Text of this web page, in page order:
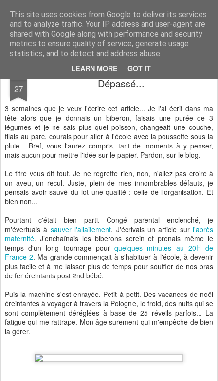
This site uses cookies from Google to deliver its services
and to analyze traffic. Your IP address and user-agent are
shared with Google along with performance and security
metrics to ensure quality of service, generate usage
statistics, and to detect and address abuse.
LEARN MORE GOT IT
Desperate Houseman : les pérégrinations d'un papa, mais pas que !
27 Dépassé...
3 semaines que je veux l'écrire cet article... Je l'ai écrit dans ma
tête alors que je donnais un biberon, faisais une purée de 3
légumes et je ne sais plus quel poisson, changeait une couche,
filais au parc, courais pour aller à l'école avec la poussette sous la
pluie... Bref, vous l'aurez compris, tant de moments à y penser,
mais aucun pour mettre l'idée sur le papier. Pardon, sur le blog.
Le titre vous dit tout. Je ne regrette rien, non, n'allez pas croire à
un aveu, un recul. Juste, plein de mes innombrables défauts, je
pensais avoir sauvé du lot une qualité : celle de l'organisation. Et
bien non...
Pourtant c'était bien parti. Congé parental enclenché, je
m'évertuais à sauver l'allaitement. J'écrivais un article sur l'après
maternité. J’enchaînais les biberons serein et prenais même le
temps d'un long tournage pourquelques minutes au 20H de
France 2. Ma grande commençait à s'habituer à l'école, à devenir
plus facile et à me laisser plus de temps pour souffler de nos bras
de fer éreintants post 2nd bébé.
Puis la machine s'est enrayée. Petit à petit. Des vacances de noël
éreintantes à voyager à travers la Pologne, le froid, des nuits qui se
sont complètement déréglées à base de 25 réveils parfois... La
fatigue qui me rattrape. Mon âge surement qui m'empêche de bien
la gérer.